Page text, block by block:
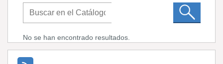
No se han encontrado resultados.